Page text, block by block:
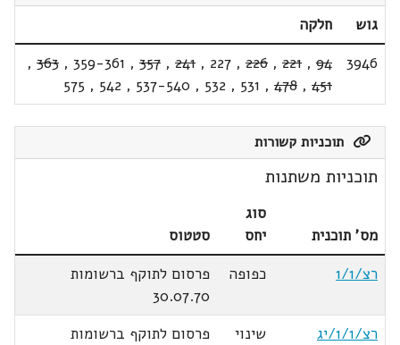
גוש
חלקה
3946
94
,
221
,
226
,
227
,
241
,
357
,
359-361
,
363
,
451
,
478
,
531
,
532
,
537-540
,
542
,
575
תוכניות קשורות
תוכניות משתנות
מס' תוכנית
סוג
יחס
סטטוס
רצ/1/1
כפופה
פרסום לתוקף ברשומות
30.07.70
רצ/1/1/יג
שינוי
פרסום לתוקף ברשומות